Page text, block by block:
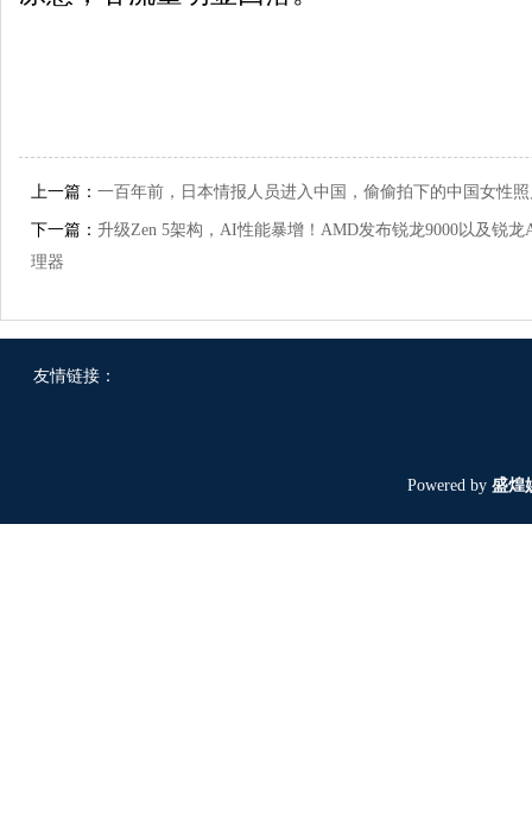
上一篇： 一百年前，日本情报人员进入中国，偷偷拍下的中国女性
下一篇： 升级Zen 5架构，AI性能暴增！AMD发布锐龙9000以及锐龙
理器
友情链接：
Powered by 盛煌